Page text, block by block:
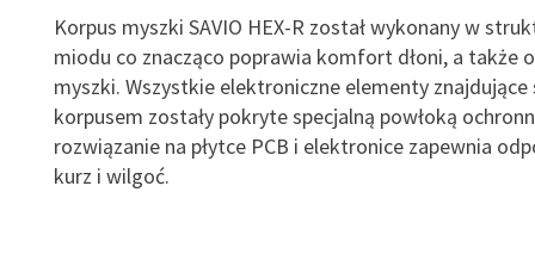
Korpus myszki SAVIO HEX-R został wykonany w
miodu co znacząco poprawia komfort dłoni, a także
myszki. Wszystkie elektroniczne elementy znajdujące
korpusem zostały pokryte specjalną powłoką
rozwiązanie na płytce PCB i elektronice zapewnia
kurz i wilgoć.